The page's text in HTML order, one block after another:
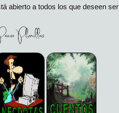
abierto a todos los que deseen ser